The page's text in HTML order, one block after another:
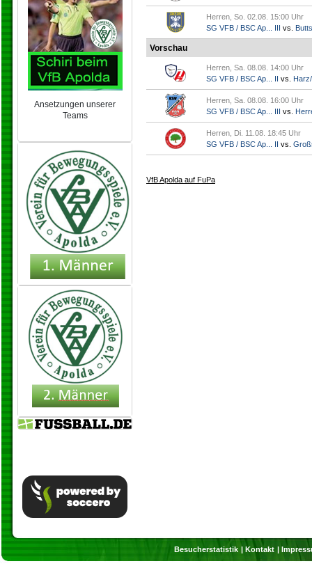
Ansetzungen unserer
Teams
Herren, So. 02.08. 15:00 Uhr
SG VFB / BSC Ap... III vs.
Vorschau
Herren, Sa. 08.08. 14:00 Uhr
SG VFB / BSC Ap... II vs.
Herren, Sa. 08.08. 16:00 Uhr
SG VFB / BSC Ap... III vs.
Herren, Di. 11.08. 18:45 Uhr
SG VFB / BSC Ap... II vs.
VfB Apolda auf FuPa
Besucherstatistik Kontakt